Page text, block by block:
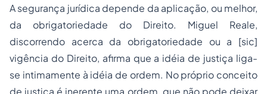
A segurança jurídica depende da aplicação, ou melhor,
da obrigatoriedade do Direito. Miguel Reale,
discorrendo acerca da obrigatoriedade ou a [sic]
vigência do Direito, afirma que a idéia de justiça liga-
se intimamente à idéia de ordem. No próprio conceito
de justiça é inerente uma ordem, que não pode deixar